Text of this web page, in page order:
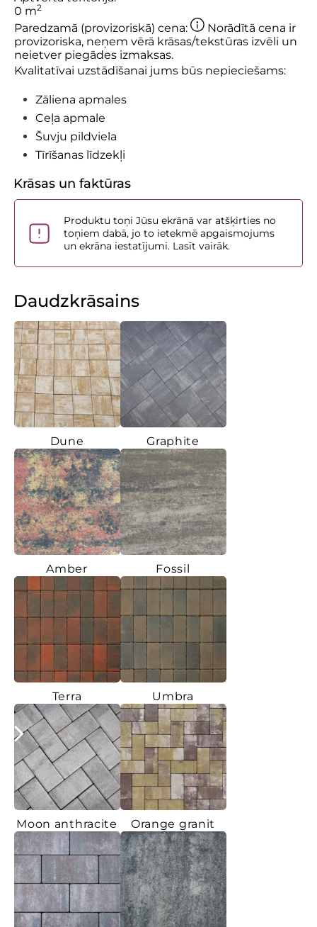
0 m2
Paredzamā (provizoriskā) cena:
Norādītā cena ir
provizoriska, neņem vērā krāsas/tekstūras izvēli un
neietver piegādes izmaksas.
Kvalitatīvai uzstādīšanai jums būs nepieciešams:
Zāliena apmales
Ceļa apmale
Šuvju pildviela
Tīrīšanas līdzekļi
Krāsas un faktūras
Produktu toņi Jūsu ekrānā var atšķirties no
toņiem dabā, jo to ietekmē apgaismojums
un ekrāna iestatījumi. Lasīt vairāk.
Daudzkrāsains
Dune Graphite
Amber Fossil
Terra Umbra
Moon anthracite Orange granit